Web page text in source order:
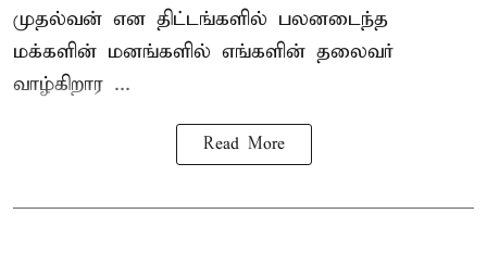
முதல்வன் என திட்டங்களில் பலனடைந்த
மக்களின் மனங்களில் எங்களின் தலைவர்
வாழ்கிறார ...
Read More